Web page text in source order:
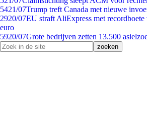
5421/07Trump treft Canada met nieuwe
2920/07EU straft AliExpress met
euro
5920/07Grote bedrijven zetten 13.500